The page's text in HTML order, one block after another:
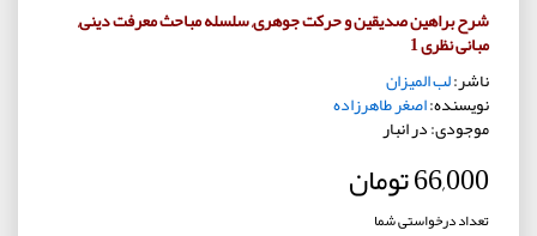
شرح براهین صدیقین و حرکت جوهری, سلسله مباحث معرفت دینی,
مبانی نظری 1
ناشر:لب المیزان
نویسنده:اصغر طاهرزاده
موجودی: در انبار
66,000 تومان
تعداد درخواستی شما